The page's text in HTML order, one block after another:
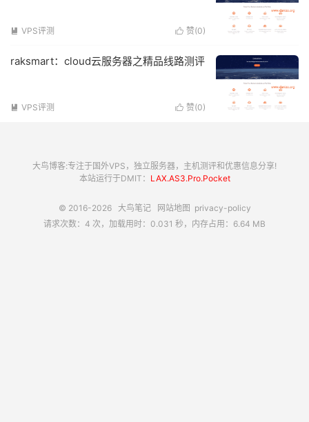
 赞(0)
 VPS评测
raksmart：cloud云服务器之精品线路测评
 赞(0)
 VPS评测
大鸟博客:专注于国外VPS，独立服务器，主机测评和优惠信息分享!
本站运行于DMIT： LAX.AS3.Pro.Pocket
© 2016-2026 大鸟笔记 网站地图 privacy-policy
请求次数：4 次，加载用时：0.031 秒，内存占用：6.64 MB